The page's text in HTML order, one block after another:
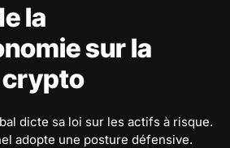
la
sur la
dicte sa loi sur les actifs à risque.
adopte une posture défensive.